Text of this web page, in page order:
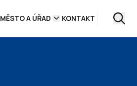
MĚSTO A ÚŘAD KONTAKT